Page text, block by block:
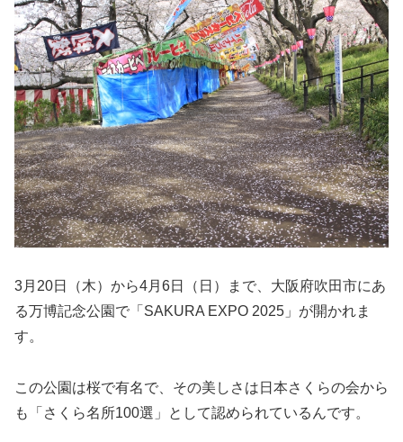
3月20日（木）から4月6日（日）まで、大阪府吹田市にあ
る万博記念公園で「SAKURA EXPO 2025」が開かれま
す。
この公園は桜で有名で、その美しさは日本さくらの会から
も「さくら名所100選」として認められているんです。